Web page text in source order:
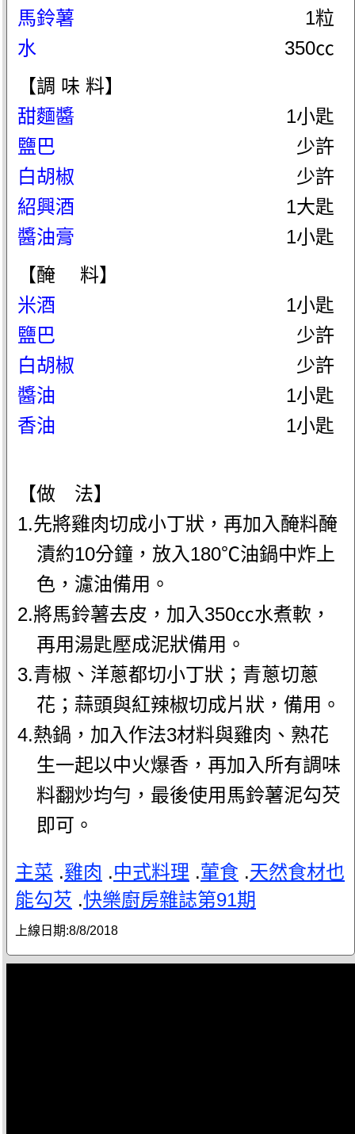
馬鈴薯
1粒
水
350㏄
【調 味 料】
甜麵醬
1小匙
鹽巴
少許
白胡椒
少許
紹興酒
1大匙
醬油膏
1小匙
【醃 料】
米酒
1小匙
鹽巴
少許
白胡椒
少許
醬油
1小匙
香油
1小匙
【做 法】
1.先將雞肉切成小丁狀，再加入醃料醃
漬約10分鐘，放入180℃油鍋中炸上
色，濾油備用。
2.將馬鈴薯去皮，加入350㏄水煮軟，
再用湯匙壓成泥狀備用。
3.青椒、洋蔥都切小丁狀；青蔥切蔥
花；蒜頭與紅辣椒切成片狀，備用。
4.熱鍋，加入作法3材料與雞肉、熟花
生一起以中火爆香，再加入所有調味
料翻炒均勻，最後使用馬鈴薯泥勾芡
即可。
主菜 .雞肉 .中式料理 .葷食 .天然食材也
能勾芡 .快樂廚房雜誌第91期
上線日期:8/8/2018